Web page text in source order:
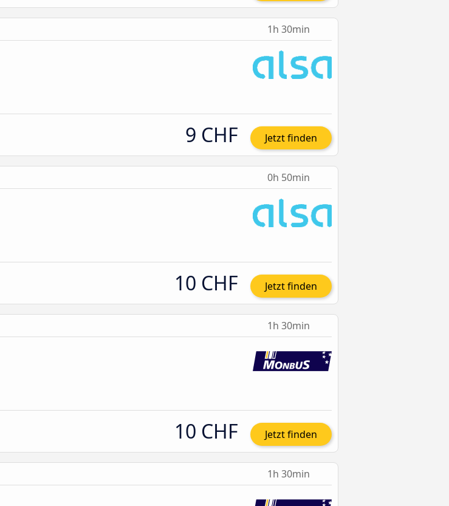
1h 30min
9 CHF Jetzt finden
0h 50min
10 CHF Jetzt finden
1h 30min
10 CHF Jetzt finden
1h 30min